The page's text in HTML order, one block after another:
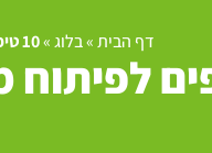
דף הבית»בלוג»10 טיפים לפיתוח מדדי קיימות עירוניים במגזר הפרטי